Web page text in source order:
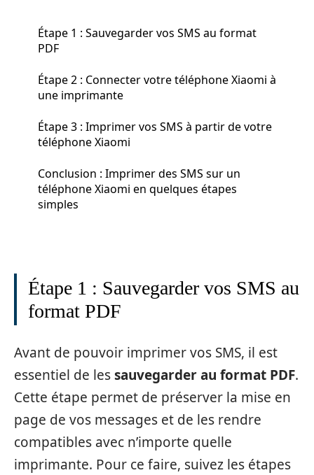
Étape 1 : Sauvegarder vos SMS au format
PDF
Étape 2 : Connecter votre téléphone Xiaomi à
une imprimante
Étape 3 : Imprimer vos SMS à partir de votre
téléphone Xiaomi
Conclusion : Imprimer des SMS sur un
téléphone Xiaomi en quelques étapes
simples
Étape 1 : Sauvegarder vos SMS au
format PDF
Avant de pouvoir imprimer vos SMS, il est
essentiel de lessauvegarder au format PDF.
Cette étape permet de préserver la mise en
page de vos messages et de les rendre
compatibles avec n’importe quelle
imprimante. Pour ce faire, suivez les étapes